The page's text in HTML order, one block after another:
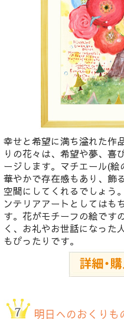
幸せと希望に満ち溢れた作
りの花々は、希望や夢、喜
ージします。マチエール(絵
華やかで存在感もあり、飾
空間にしてくれるでしょう
ンテリアアートとしてはも
す。花がモチーフの絵です
く、お礼やお世話になった
もぴったりです。
明日へのおくりも